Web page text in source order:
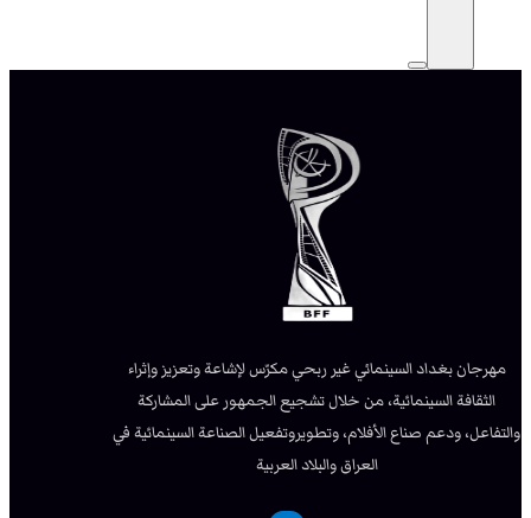
مهرجان بغداد السينمائي غير ربحي مكرّس لإشاعة وتعزيز وإثراء
الثقافة السينمائية، من خلال تشجيع الجمهور على المشاركة
والتفاعل، ودعم صناع الأفلام، وتطويروتفعيل الصناعة السينمائية في
العراق والبلاد العربية